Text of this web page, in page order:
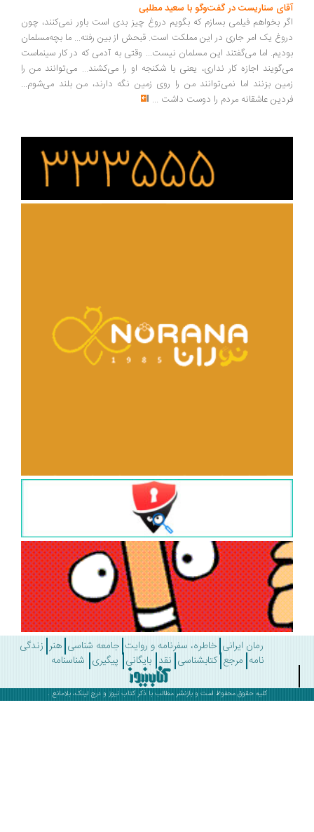
سناریست در گفت‌وگو با سعید مطلبی
بخواهم فیلمی بسازم که بگویم دروغ چیز بدی است باور نمی‌کنند، چون
یک امر جاری در این مملکت است. قبحش از بین رفته... ما بچه‌مسلمان
اما می‌گفتند این مسلمان نیست... وقتی به آدمی که در کار سینماست
اجازه کار نداری، یعنی با شکنجه او را می‌کشند... می‌توانند من را
بزنند اما نمی‌توانند من را روی زمین نگه دارند، من بلند می‌شوم...
عاشقانه مردم را دوست داشت ...
رمان ایرانی خاطره، سفرنامه و روایت جامعه شناسی هنر زندگی
مرجع کتابشناسی نقد بایگانی پیگیری شناسنامه
کلیه حقوق محفوظ است و بازنشر مطالب با ذکرکتاب نیوز و درج لینک، بلامانع .